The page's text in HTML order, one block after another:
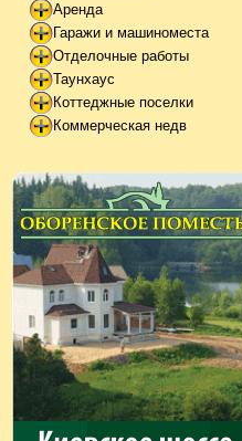
Аренда
Гаражи и машиноместа
Отделочные работы
Таунхаус
Коттеджные поселки
Коммерческая недв